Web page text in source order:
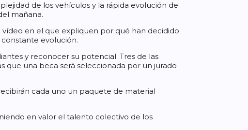
de los vehículos y la rápida evolución de
mañana.
en el que expliquen por qué han decidido
evolución.
y reconocer su potencial. Tres de las
que una beca será seleccionada por un jurado
cada uno un paquete de material
en valor el talento colectivo de los